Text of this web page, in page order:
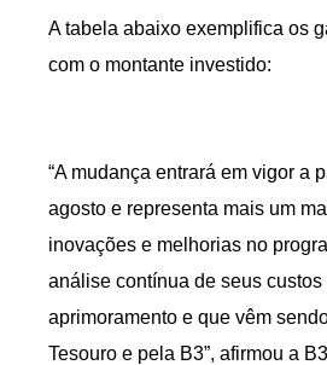
A tabela abaixo exemplifica os
com o montante investido:
“A mudança entrará em vigor a
agosto e representa mais um
inovações e melhorias no
análise contínua de seus
aprimoramento e que vêm
Tesouro e pela B3”, afirmou a